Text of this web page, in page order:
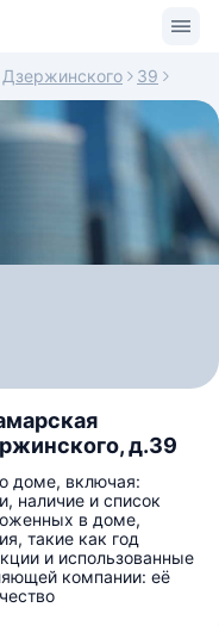
Дзержинского 39
д.39
доме, включая:
наличие и список
в доме,
такие как год
и использованные
компании: её